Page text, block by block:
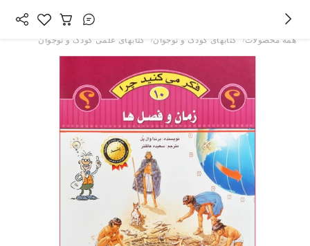
همه محصولات/ کتابهای کودک و نوجوان/ کتابهای علمی کودک و نوجوان